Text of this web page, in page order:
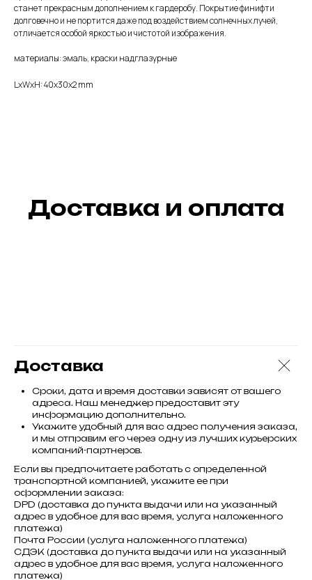
станет прекрасным дополнением к гардеробу. Покрытие финифти
долговечно и не портится даже под воздействием солнечных лучей,
отличается особой яркостью и чистотой изображения.
материалы: эмаль, краски надглазурные
LxWxH: 40x30x2 mm
Доставка и оплата
Доставка
Сроки, дата и время доставки зависят от вашего
адреса. Наш менеджер предоставит эту
информацию дополнительно.
Укажите удобный для вас адрес получения заказа,
и мы отправим его через одну из лучших курьерских
компаний-партнеров.
Если вы предпочитаете работать с определенной
транспортной компанией, укажите ее при
оформлении заказа:
DPD (доставка до пункта выдачи или на указанный
адрес в удобное для вас время, услуга наложенного
платежа)
Почта России (услуга наложенного платежа)
СДЭК (доставка до пункта выдачи или на указанный
адрес в удобное для вас время, услуга наложенного
платежа)